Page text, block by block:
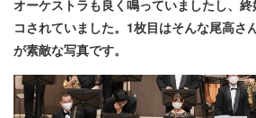
オーケストラも良く鳴っていましたし、
コされていました。1枚目はそんな尾高さ
が素敵な写真です。